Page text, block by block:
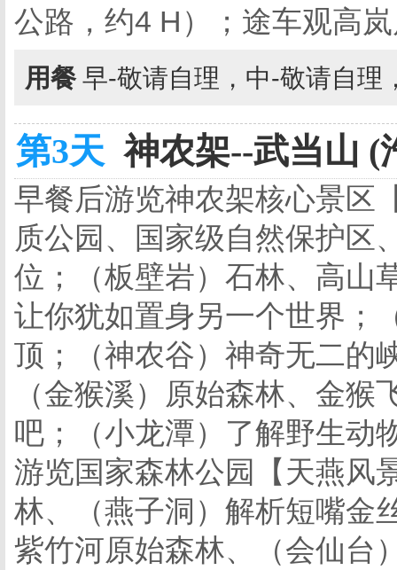
公路，约4 H）；途车观高
用餐 早-敬请自理，中-敬请自理
第3天 神农架--武当山 (
早餐后游览神农架核心景区
质公园、国家级自然保护区
位；（板壁岩）石林、高山
让你犹如置身另一个世界；
顶；（神农谷）神奇无二的
（金猴溪）原始森林、金
吧；（小龙潭）了解野生动
游览国家森林公园【天燕风
林、（燕子洞）解析短嘴金
紫竹河原始森林、（会仙台